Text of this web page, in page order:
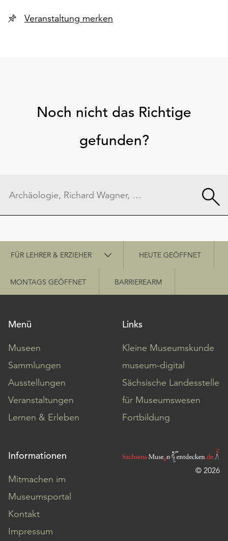
Veranstaltung merken
Noch nicht das Richtige
gefunden?
Schnellzugriff
FÜR LEHRER & ERZIEHER HEUTE GEÖFFNET
MONTAGS GEÖFFNET BARRIEREARM
Menü
Museen
Sammlungen
Ausstellungen
Veranstaltungen
Lernen & Erleben
Links
Kleine Museumskunde
museum-digital
Sächsische Landesstelle
für Museumswesen
Fortbildung
Informationen
Mitmachen im
Museumsportal
Kontakt
Impressum
© 2026